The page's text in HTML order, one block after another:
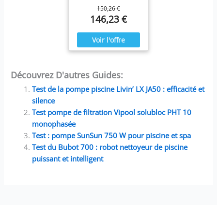
150,26 €
146,23 €
Découvrez D'autres Guides:
Test de la pompe piscine Livin’ LX JA50 : efficacité et
silence
Test pompe de filtration Vipool solubloc PHT 10
monophasée
Test : pompe SunSun 750 W pour piscine et spa
Test du Bubot 700 : robot nettoyeur de piscine
puissant et intelligent